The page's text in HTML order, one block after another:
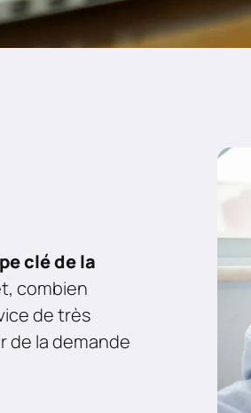
clé de la
combien
de très
de la demande